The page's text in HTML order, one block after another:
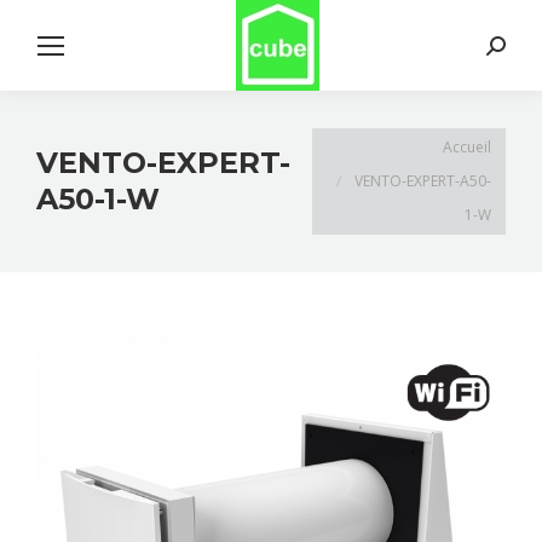
Search:
VENTO-EXPERT-
A50-1-W
Accueil
VENTO-EXPERT-A50-
1-W